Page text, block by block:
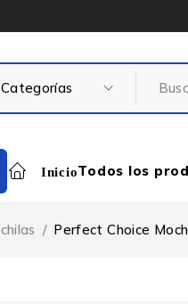
InicioTodos los
/ Perfect Choice